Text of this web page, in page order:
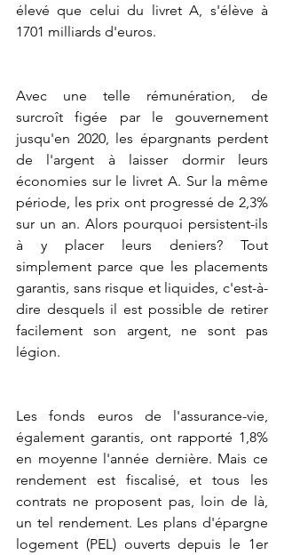
élevé que celui du livret A, s'élève à
1701 milliards d'euros.
Avec une telle rémunération, de
surcroît figée par le gouvernement
jusqu'en 2020, les épargnants perdent
de l'argent à laisser dormir leurs
économies sur le livret A. Sur la même
période, les prix ont progressé de 2,3%
sur un an. Alors pourquoi persistent-ils
à y placer leurs deniers? Tout
simplement parce que les placements
garantis, sans risque et liquides, c'est-à-
dire desquels il est possible de retirer
facilement son argent, ne sont pas
légion.
Les fonds euros de l'assurance-vie,
également garantis, ont rapporté 1,8%
en moyenne l'année dernière. Mais ce
rendement est fiscalisé, et tous les
contrats ne proposent pas, loin de là,
un tel rendement. Les plans d'épargne
logement (PEL) ouverts depuis le 1er